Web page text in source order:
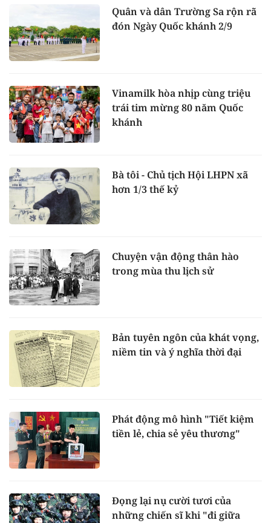
Quân và dân Trường Sa rộn rã
đón Ngày Quốc khánh 2/9
Vinamilk hòa nhịp cùng triệu
trái tim mừng 80 năm Quốc
khánh
Bà tôi - Chủ tịch Hội LHPN xã
hơn 1/3 thế kỷ
Chuyện vận động thân hào
trong mùa thu lịch sử
Bản tuyên ngôn của khát vọng,
niềm tin và ý nghĩa thời đại
Phát động mô hình "Tiết kiệm
tiền lẻ, chia sẻ yêu thương"
Đọng lại nụ cười tươi của
những chiến sĩ khi "đi giữa